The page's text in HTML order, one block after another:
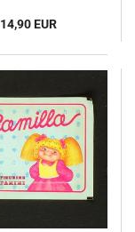
14,90 EUR